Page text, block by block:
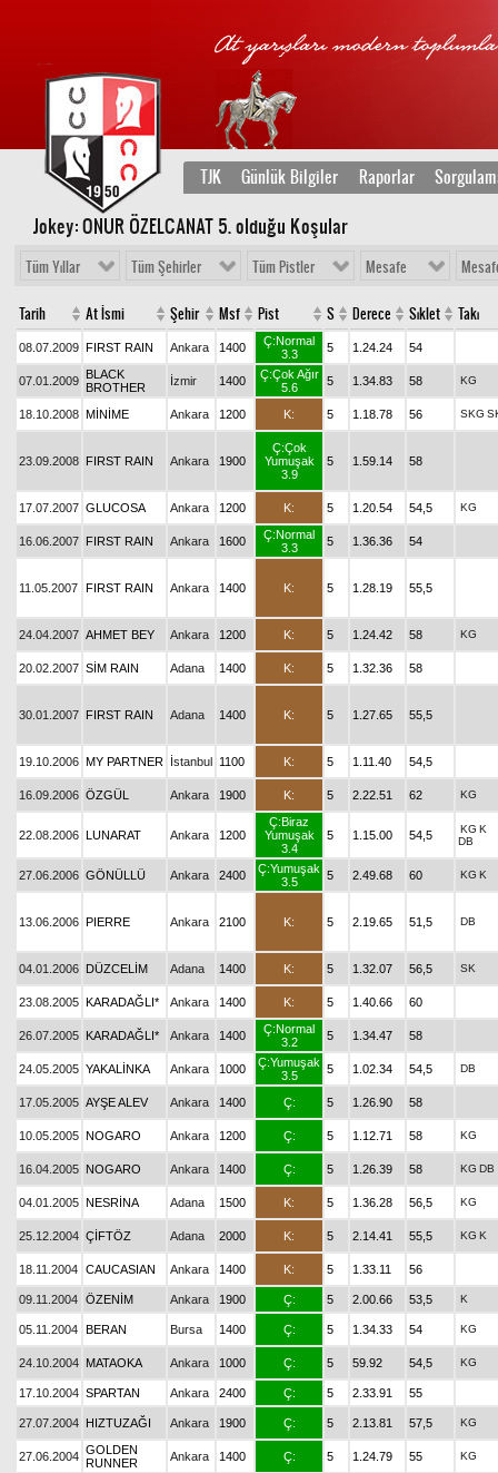
TJK Günlük Bilgiler Raporlar
Jokey: ONUR ÖZELCANAT 5. olduğu Koşular
Tüm Yıllar Tüm Şehirler Tüm Pistler Mesafe
Tarih At İsmi Şehir Msf Pist S Derece Sıklet Takı
08.07.2009 FIRST RAIN Ankara 1400
Ç:Normal
3.3
5 1.24.24 54
07.01.2009 BLACK
BROTHER
İzmir 1400
Ç:Çok Ağır
5.6
5 1.34.83 58 KG
18.10.2008 MİNİME Ankara 1200 K: 5 1.18.78 56 SKG
23.09.2008 FIRST RAIN Ankara 1900
Ç:Çok
Yumuşak
3.9
5 1.59.14 58
17.07.2007 GLUCOSA Ankara 1200 K: 5 1.20.54 54,5 KG
16.06.2007 FIRST RAIN Ankara 1600
Ç:Normal
3.3
5 1.36.36 54
11.05.2007 FIRST RAIN Ankara 1400 K: 5 1.28.19 55,5
24.04.2007 AHMET BEY Ankara 1200 K: 5 1.24.42 58 KG
20.02.2007 SİM RAIN Adana 1400 K: 5 1.32.36 58
30.01.2007 FIRST RAIN Adana 1400 K: 5 1.27.65 55,5
19.10.2006 MY PARTNER İstanbul 1100 K: 5 1.11.40 54,5
16.09.2006 ÖZGÜL Ankara 1900 K: 5 2.22.51 62 KG
22.08.2006 LUNARAT Ankara 1200
Ç:Biraz
Yumuşak
3.4
5 1.15.00 54,5 KG K
DB
27.06.2006 GÖNÜLLÜ Ankara 2400
Ç:Yumuşak
3.5
5 2.49.68 60 KG K
13.06.2006 PIERRE Ankara 2100 K: 5 2.19.65 51,5 DB
04.01.2006 DÜZCELİM Adana 1400 K: 5 1.32.07 56,5 SK
23.08.2005 KARADAĞLI* Ankara 1400 K: 5 1.40.66 60
26.07.2005 KARADAĞLI* Ankara 1400
Ç:Normal
3.2
5 1.34.47 58
24.05.2005 YAKALİNKA Ankara 1000
Ç:Yumuşak
3.5
5 1.02.34 54,5 DB
17.05.2005 AYŞE ALEV Ankara 1400 Ç: 5 1.26.90 58
10.05.2005 NOGARO Ankara 1200 Ç: 5 1.12.71 58 KG
16.04.2005 NOGARO Ankara 1400 Ç: 5 1.26.39 58 KG DB
04.01.2005 NESRİNA Adana 1500 K: 5 1.36.28 56,5 KG
25.12.2004 ÇİFTÖZ Adana 2000 K: 5 2.14.41 55,5 KG K
18.11.2004 CAUCASIAN Ankara 1400 K: 5 1.33.11 56
09.11.2004 ÖZENİM Ankara 1900 Ç: 5 2.00.66 53,5 K
05.11.2004 BERAN Bursa 1400 Ç: 5 1.34.33 54 KG
24.10.2004 MATAOKA Ankara 1000 Ç: 5 59.92 54,5 KG
17.10.2004 SPARTAN Ankara 2400 Ç: 5 2.33.91 55
27.07.2004 HIZTUZAĞI Ankara 1900 Ç: 5 2.13.81 57,5 KG
27.06.2004 GOLDEN
RUNNER
Ankara 1400 Ç: 5 1.24.79 55 KG